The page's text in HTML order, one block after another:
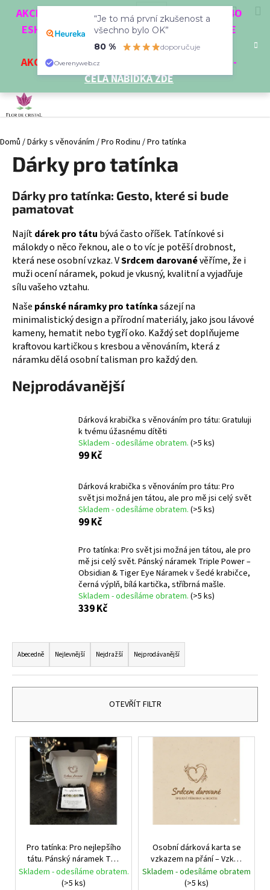
AKCE 3 + 1 ZDARMA. NAKUPTE 4 VĚCI Z NAŠEHO
ESHOPU A ČTVRTÝ NEJLEVNĚJŠÍ DOSTANETE
ZDARMA!
AKCENA VYBRANÉ VÝROBKY
-
CELÁ NABÍDKA ZDE
CZK HledatPřihlášení
Domů /Dárky s věnováním /Pro Rodinu /Pro tatínka
Dárky pro tatínka
Dárky pro tatínka: Gesto, které si bude
pamatovat
Najítdárek pro tátu bývá často oříšek. Tatínkové si
málokdy o něco řeknou, ale o to víc je potěší drobnost,
která nese osobní vzkaz. VSrdcem darovanévěříme, že i
muži ocení náramek, pokud je vkusný, kvalitní a vyjadřuje
sílu vašeho vztahu.
Naše pánské náramky pro tatínkasázejí na
minimalistický design a přírodní materiály, jako jsou lávové
kameny, hematit nebo tygří oko. Každý set doplňujeme
kraftovou kartičkou s kresbou a věnováním, která z
náramku dělá osobní talisman pro každý den.
Nejprodávanější
Dárková krabička s věnováním pro tátu: Gratuluji
k tvému úžasnému dítěti
Skladem - odesíláme obratem. (>5 ks)
99 Kč
Dárková krabička s věnováním pro tátu: Pro
svět jsi možná jen tátou, ale pro mě jsi celý svět
Skladem - odesíláme obratem. (>5 ks)
99 Kč
Pro tatínka: Pro svět jsi možná jen tátou, ale pro
mě jsi celý svět. Pánský náramek Triple Power –
Obsidian & Tiger Eye Náramek v šedé krabičce,
černá výplň, bílá kartička, stříbrná mašle.
Skladem - odesíláme obratem. (>5 ks)
339 Kč
Ř
a
z
e
í
p
Abecedně Nejlevnější Nejdražší Nejprodávanější
OTEVŘÍT FILTR
V
d
Pro tatínka: Pro nejlepšího
tátu. Pánský náramek The
Empath's Armour Náramek
v šedé krabičce, černý
Skladem - odesíláme obratem.
(>5 ks)
Osobní dárková karta se
vzkazem na přání – Vzkaz
od srdce
Skladem - odesíláme obratem
(>5 ks)
Zpět
Zpět
p
o
ř
e
b
u
j
t
e
n
a
j
í
t
?
NÁRAMEK
PRAVÝCH
KAMENŮ
ACHÁT
“Je to má první zkušenost a
všechno bylo OK”
80 %
doporučuje
Overenyweb.cz